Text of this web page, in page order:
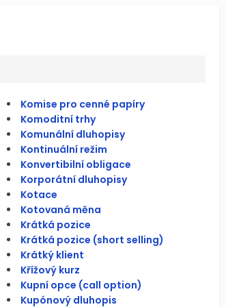
Komise pro cenné papíry
Komoditní trhy
Komunální dluhopisy
Kontinuální režim
Konvertibilní obligace
Korporátní dluhopisy
Kotace
Kotovaná měna
Krátká pozice
Krátká pozice (short selling)
Krátký klient
Křížový kurz
Kupní opce (call option)
Kupónový dluhopis